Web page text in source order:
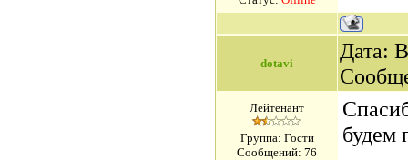
dotavi
Дата:
Лейтенант
Группа: Гости
Сообщений: 76
будем